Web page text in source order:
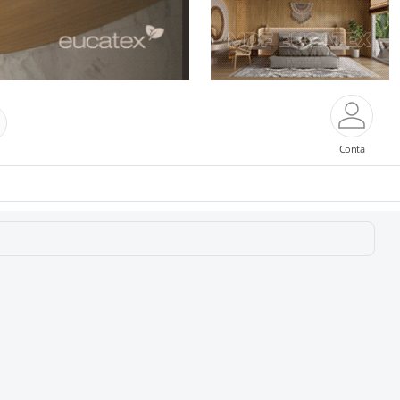
Conta